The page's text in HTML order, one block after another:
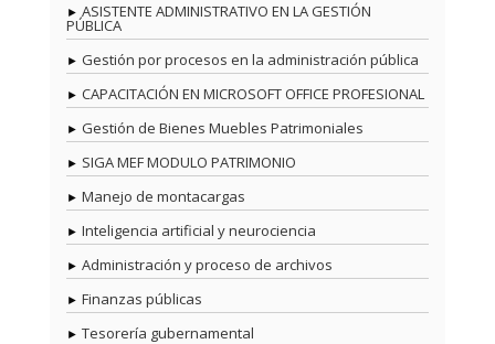
ASISTENTE ADMINISTRATIVO EN LA GESTIÓN
PÚBLICA
Gestión por procesos en la administración pública
CAPACITACIÓN EN MICROSOFT OFFICE PROFESIONAL
Gestión de Bienes Muebles Patrimoniales
SIGA MEF MODULO PATRIMONIO
Manejo de montacargas
Inteligencia artificial y neurociencia
Administración y proceso de archivos
Finanzas públicas
Tesorería gubernamental